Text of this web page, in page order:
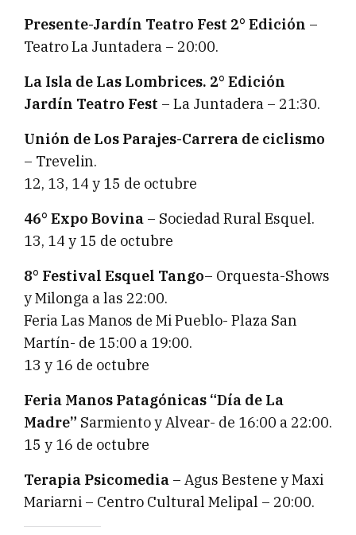
Presente-Jardín Teatro Fest 2° Edición –
Teatro La Juntadera – 20:00.
La Isla de Las Lombrices. 2° Edición
Jardín Teatro Fest – La Juntadera – 21:30.
Unión de Los Parajes-Carrera de ciclismo
– Trevelin.
12, 13, 14 y 15 de octubre
46° Expo Bovina – Sociedad Rural Esquel.
13, 14 y 15 de octubre
8° Festival Esquel Tango– Orquesta-Shows
y Milonga a las 22:00.
Feria Las Manos de Mi Pueblo- Plaza San
Martín- de 15:00 a 19:00.
13 y 16 de octubre
Feria Manos Patagónicas “Día de La
Madre” Sarmiento y Alvear- de 16:00 a 22:00.
15 y 16 de octubre
Terapia Psicomedia – Agus Bestene y Maxi
Mariarni – Centro Cultural Melipal – 20:00.